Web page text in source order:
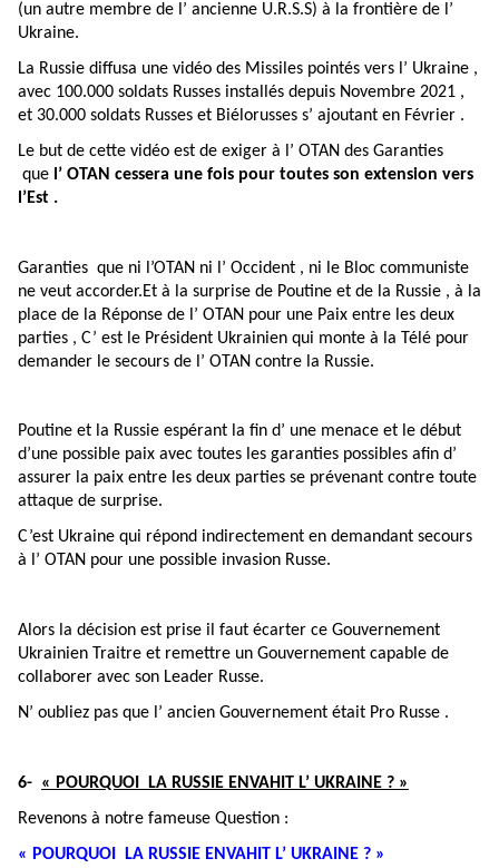
(un autre membre de l’ ancienne U.R.S.S) à la frontière de l’
Ukraine.
La Russie diffusa une vidéo des Missiles pointés vers l’ Ukraine ,
avec 100.000 soldats Russes installés depuis Novembre 2021 ,
et 30.000 soldats Russes et Biélorusses s’ ajoutant en Février .
Le but de cette vidéo est de exiger à l’ OTAN des Garanties
que l’ OTAN cessera une fois pour toutes son extension vers
l’Est .
Garanties que ni l’OTAN ni l’ Occident , ni le Bloc communiste
ne veut accorder.Et à la surprise de Poutine et de la Russie , à la
place de la Réponse de l’ OTAN pour une Paix entre les deux
parties , C’ est le Président Ukrainien qui monte à la Télé pour
demander le secours de l’ OTAN contre la Russie.
Poutine et la Russie espérant la fin d’ une menace et le début
d’une possible paix avec toutes les garanties possibles afin d’
assurer la paix entre les deux parties se prévenant contre toute
attaque de surprise.
C’est Ukraine qui répond indirectement en demandant secours
à l’ OTAN pour une possible invasion Russe.
Alors la décision est prise il faut écarter ce Gouvernement
Ukrainien Traitre et remettre un Gouvernement capable de
collaborer avec son Leader Russe.
N’ oubliez pas que l’ ancien Gouvernement était Pro Russe .
6- « POURQUOI LA RUSSIE ENVAHIT L’ UKRAINE ? »
Revenons à notre fameuse Question :
« POURQUOI LA RUSSIE ENVAHIT L’ UKRAINE ? »